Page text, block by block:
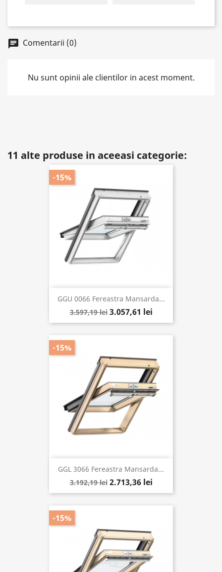
chat Comentarii (0)
Nu sunt opinii ale clientilor in acest moment.
11 alte produse in aceeasi categorie:
GGU 0066 Fereastra Mansarda...
3.597,19 lei 3.057,61 lei
-15%
GGL 3066 Fereastra Mansarda...
3.192,19 lei 2.713,36 lei
-15%
-15%